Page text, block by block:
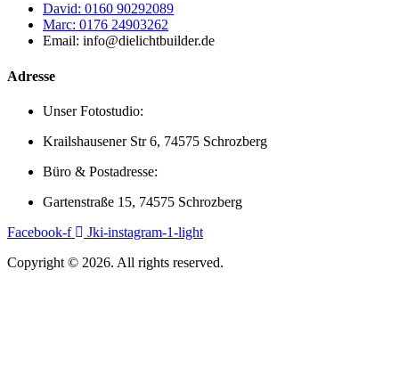
David: 0160 90292089
Marc: 0176 24903262
Email: info@dielichtbuilder.de
Adresse
Unser Fotostudio:
Krailshausener Str 6, 74575 Schrozberg
Büro & Postadresse:
Gartenstraße 15, 74575 Schrozberg
Facebook-f
Jki-instagram-1-light
Copyright © 2026. All rights reserved.